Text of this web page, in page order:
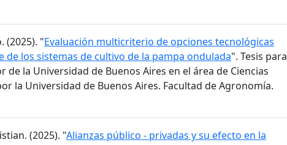
(2025). "Evaluación multicriterio de opciones tecnológicas
de los sistemas de cultivo de la pampa ondulada". Tesis para
la Universidad de Buenos Aires en el área de Ciencias
la Universidad de Buenos Aires. Facultad de Agronomía.
(2025). "Alianzas público - privadas y su efecto en la